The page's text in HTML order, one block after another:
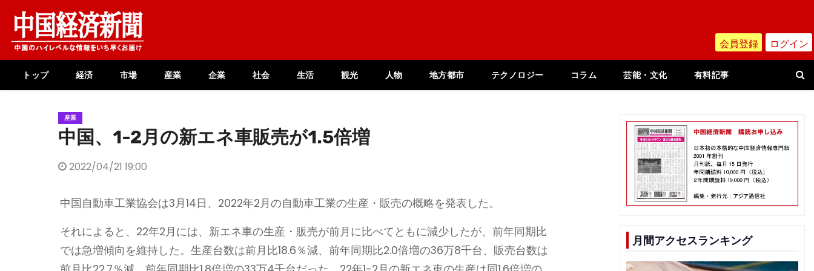
content
会員登録 ログイン
トップ 経済 市場 産業 企業 社会 生活 観光 人物 地方都市 テクノロジー コラム 芸能・文化 有料記事
産業
中国、1-2月の新エネ車販売が1.5倍増
2022/04/21 19:00
中国自動車工業協会は3月14日、2022年2月の自動車工業の生産・販売の概略を発表した。
それによると、22年2月には、新エネ車の生産・販売が前月に比べてともに減少したが、前年同期比
では急増傾向を維持した。生産台数は前月比18.6％減、前年同期比2.0倍増の36万8千台、販売台数は
月間アクセスランキング